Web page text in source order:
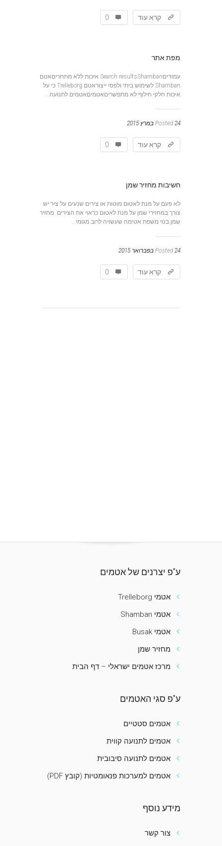
קרא עוד 0
מפת אתר
עמודיםSearch resultsShamban איכות ללא מתחריםאטם
Shamban לשימוש ביתי ולפסי ייצוראטם Trelleborg כי על
איכות חלקי חילוף לא מתפשריםאטמיםאטמים לתנועה...
Posted 24 במרץ 2015
קרא עוד 0
חשיבות מחזיר שמן
לא פעם על מנת לאטום מוטות או צירים שנעים על ציר יש
צורך במחזירי שמן על מנת לאטום כראוי את הצירים. מחזיר
שמן בנוי משפת אטימה שעשויה לרוב מגומי...
Posted 24 בפברואר 2015
קרא עוד 0
ע"פ יצרנים של אטמים
אטמי Trelleborg
אטמי Shamban
אטמי Busak
מחזיר שמן
מרכז אטמים ישראלי – דף הבית
ע"פ סגי האטמים
אטמים סטטיים
אטמים לתנועה קווית
אטמים לתנועה סיבובית
אטמים למערכות פנאומטיות (קובץ PDF)
מידע נוסף
צור קשר